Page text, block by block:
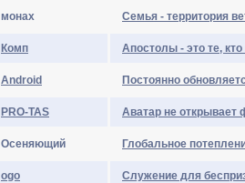
монах Семья - территория
Комп Апостолы - это те,
Android Постоянно
PRO-TAS Аватар не открывает
Осеняющий Глобальное
ogo Служение для